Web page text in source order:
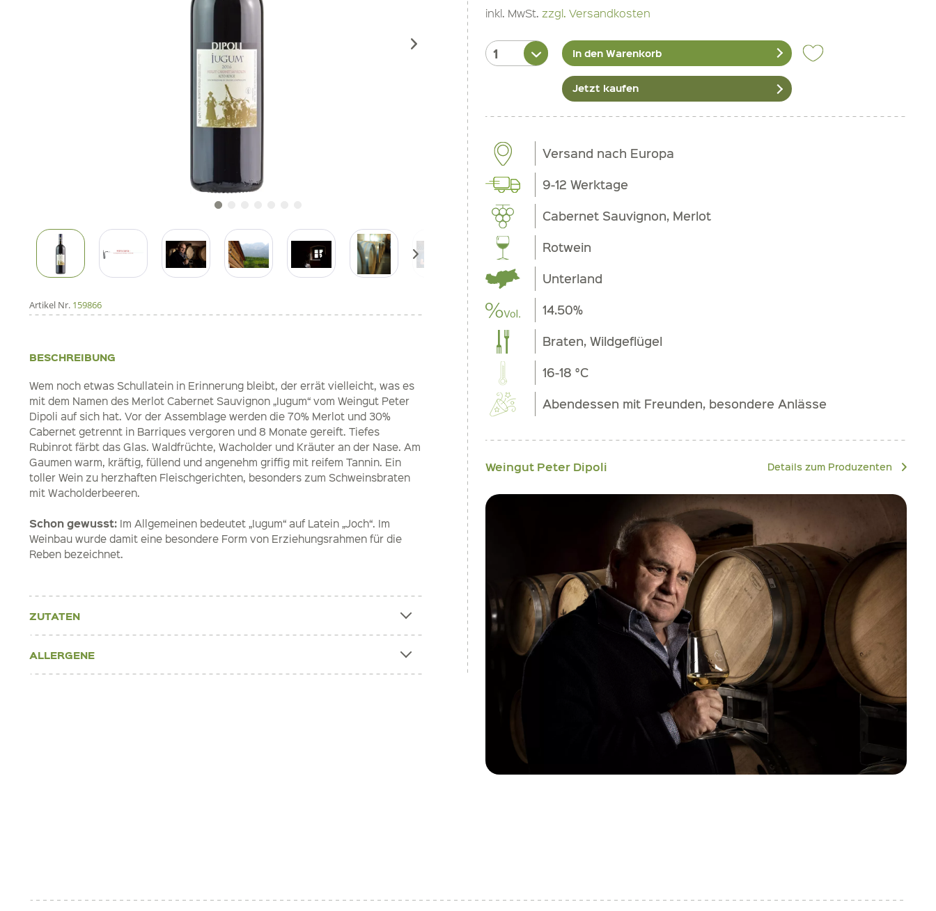
Artikel Nr. 159866
BESCHREIBUNG
Wem noch etwas Schullatein in Erinnerung bleibt, der errät vielleicht, was es
mit dem Namen des Merlot Cabernet Sauvignon „Iugum“ vom Weingut Peter
Dipoli auf sich hat. Vor der Assemblage werden die 70% Merlot und 30%
Cabernet getrennt in Barriques vergoren und 8 Monate gereift. Tiefes
Rubinrot färbt das Glas. Waldfrüchte, Wacholder und Kräuter an der Nase. Am
Gaumen warm, kräftig, füllend und angenehm griffig mit reifem Tannin. Ein
toller Wein zu herzhaften Fleischgerichten, besonders zum Schweinsbraten
mit Wacholderbeeren.
Schon gewusst: Im Allgemeinen bedeutet „Iugum“ auf Latein „Joch“. Im
Weinbau wurde damit eine besondere Form von Erziehungsrahmen für die
Reben bezeichnet.
ZUTATEN
ALLERGENE
inkl. MwSt. zzgl. Versandkosten
In den Warenkorb
Jetzt kaufen
Versand nach Europa
9-12 Werktage
Cabernet Sauvignon, Merlot
Rotwein
Unterland
14.50%
Braten, Wildgeflügel
16-18 °C
Abendessen mit Freunden, besondere Anlässe
Weingut Peter Dipoli Details zum Produzenten